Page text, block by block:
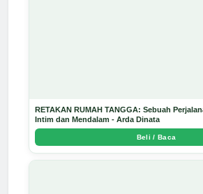
RETAKAN RUMAH TANGGA: Sebuah
Intim dan Mendalam - Arda Dinata
Beli / Baca